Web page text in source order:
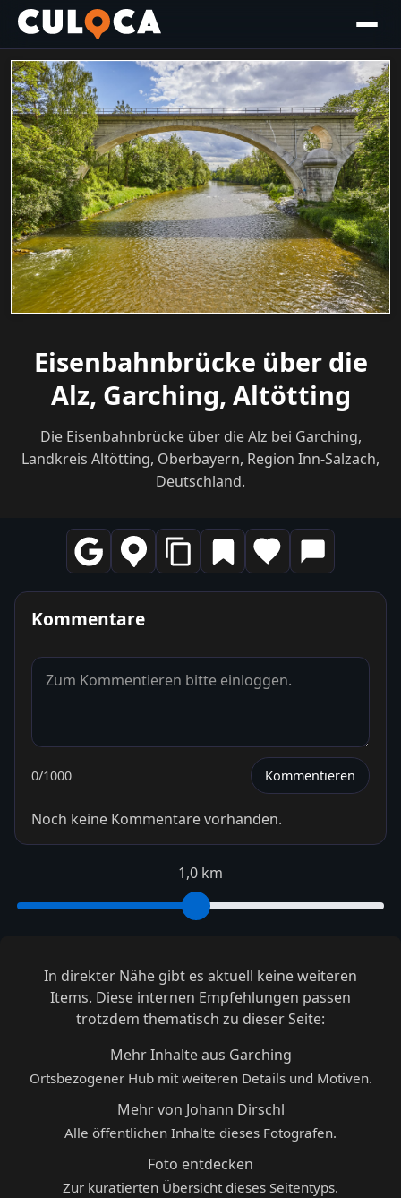
Eisenbahnbrücke über die
Alz, Garching, Altötting
Die Eisenbahnbrücke über die Alz bei Garching,
Landkreis Altötting, Oberbayern, Region Inn-Salzach,
Deutschland.
Kommentare
0/1000 Kommentieren
Noch keine Kommentare vorhanden.
1,0 km
In direkter Nähe gibt es aktuell keine weiteren
Items. Diese internen Empfehlungen passen
trotzdem thematisch zu dieser Seite:
Mehr Inhalte aus Garching
Ortsbezogener Hub mit weiteren Details und Motiven.
Mehr von Johann Dirschl
Alle öffentlichen Inhalte dieses Fotografen.
Foto entdecken
Zur kuratierten Übersicht dieses Seitentyps.